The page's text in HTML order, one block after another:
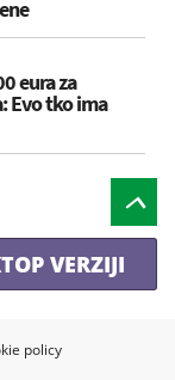
eura za
Evo tko ima
VERZIJI
policy